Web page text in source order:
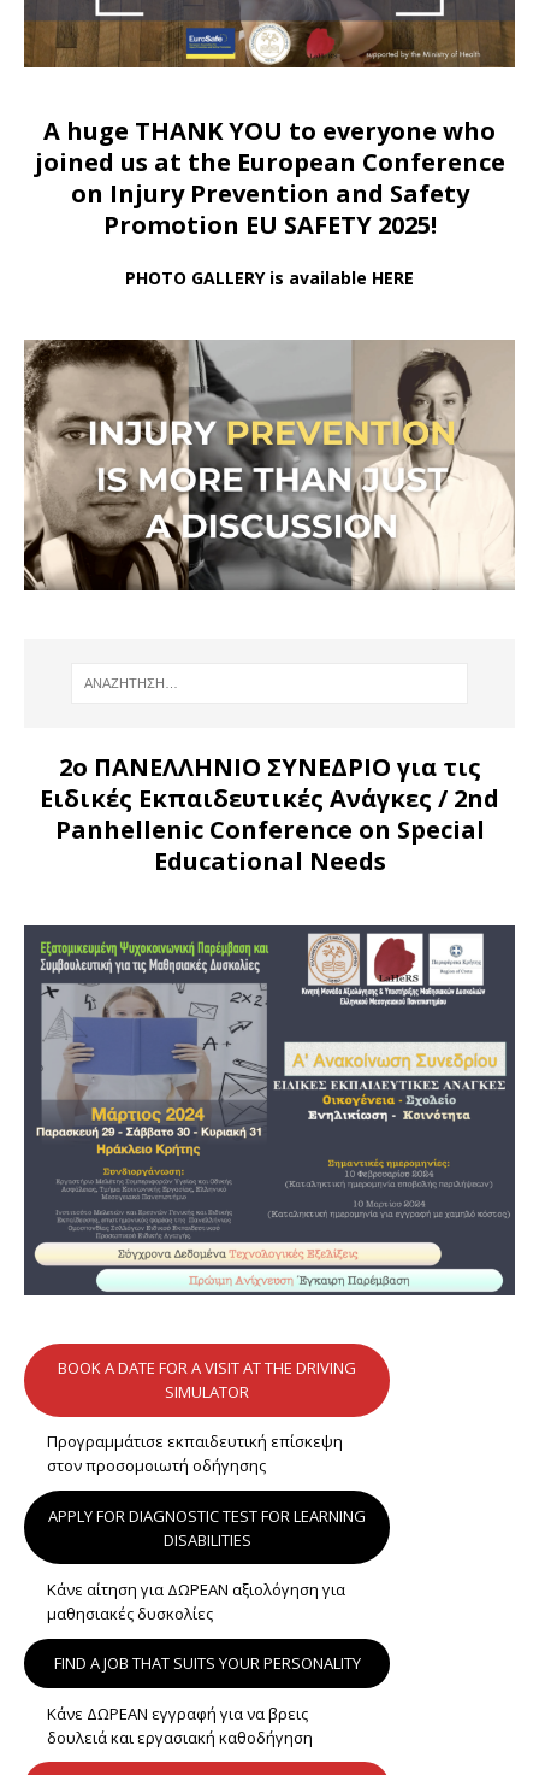
A huge THANK YOU to everyone who
joined us at the European Conference
on Injury Prevention and Safety
Promotion EU SAFETY 2025!
PHOTO GALLERY is available HERE
2ο ΠΑΝΕΛΛΗΝΙΟ ΣΥΝΕΔΡΙΟ για τις
Ειδικές Εκπαιδευτικές Ανάγκες / 2nd
Panhellenic Conference on Special
Educational Needs
BOOK A DATE FOR A VISIT AT THE DRIVING
SIMULATOR
Προγραμμάτισε εκπαιδευτική επίσκεψη
στον προσομοιωτή οδήγησης
APPLY FOR DIAGNOSTIC TEST FOR LEARNING
DISABILITIES
Κάνε αίτηση για ΔΩΡΕΑΝ αξιολόγηση για
μαθησιακές δυσκολίες
FIND A JOB THAT SUITS YOUR PERSONALITY
Κάνε ΔΩΡΕΑΝ εγγραφή για να βρεις
δουλειά και εργασιακή καθοδήγηση